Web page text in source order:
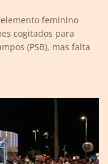
feminino
cogitados para
(PSB), mas falta